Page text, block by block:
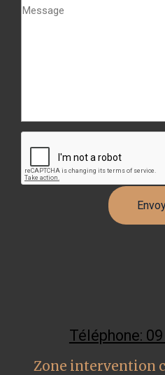
Téléphone:
Zone intervention